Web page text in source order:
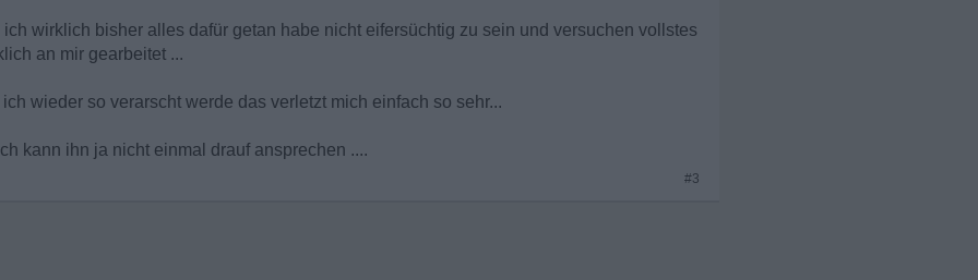
wirklich bisher alles dafür getan habe nicht eifersüchtig zu sein und versuchen vollstes
an mir gearbeitet ...
wieder so verarscht werde das verletzt mich einfach so sehr...
kann ihn ja nicht einmal drauf ansprechen ....
#3